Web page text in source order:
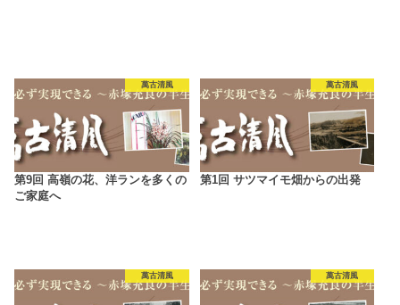
萬古清風
第9回 高嶺の花、洋ランを多くの
ご家庭へ
萬古清風
第1回 サツマイモ畑からの出発
萬古清風 萬古清風